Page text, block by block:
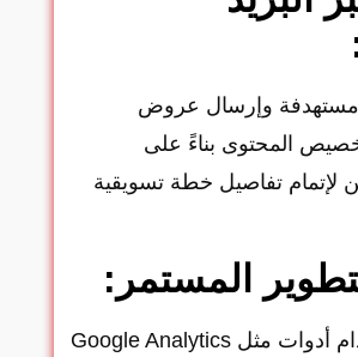
مستهدفة وإرسال عروض
المحتوى بناءً على
لإتمام تفاصيل خطة تسويقية
المستمر:
متابعة الأداء باستخدام أدوات مثل Google Analytics